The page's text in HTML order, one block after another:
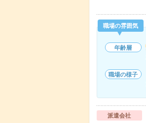
職場の雰囲気
年齢層
職場の様子
派遣会社